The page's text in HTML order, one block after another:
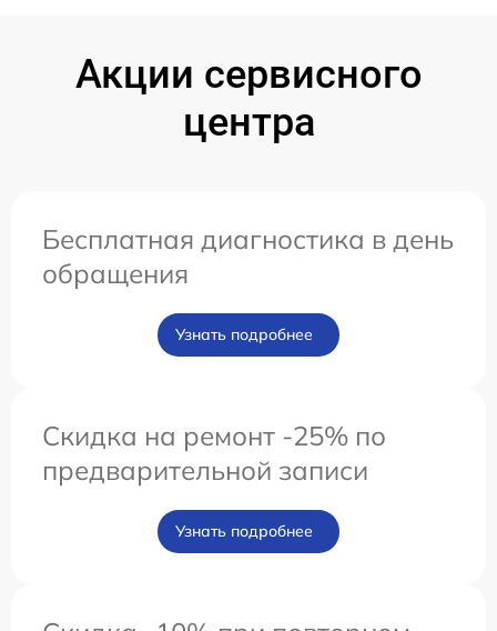
Акции сервисного
центра
Бесплатная диагностика в день
обращения
Узнать подробнее
Скидка на ремонт -25% по
предварительной записи
Узнать подробнее